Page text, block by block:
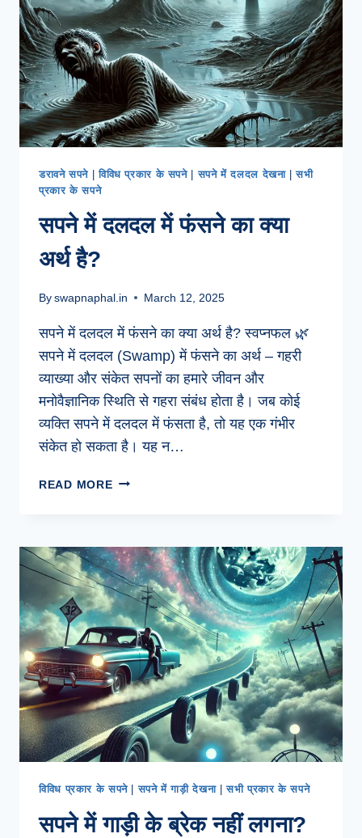
डरावने सपने |विविध प्रकार के सपने|सपने में दलदल देखना|सभी
प्रकार के सपने
सपने में दलदल में फंसने का क्या
अर्थ है?
Byswapnaphal.in March 12, 2025
सपने में दलदल में फंसने का क्या अर्थ है? स्वप्नफल 🌿
सपने में दलदल (Swamp) में फंसने का अर्थ – गहरी
व्याख्या और संकेत सपनों का हमारे जीवन और
मनोवैज्ञानिक स्थिति से गहरा संबंध होता है। जब कोई
व्यक्ति सपने में दलदल में फंसता है, तो यह एक गंभीर
संकेत हो सकता है। यह न…
READ MORE सपने
फंसने
का
क्या
अर्थ
है?
विविध प्रकार के सपने|सपने में गाड़ी देखना|सभी प्रकार के सपने
सपने में गाड़ी के ब्रेक नहीं लगना?